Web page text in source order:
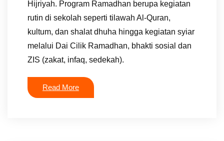
Hijriyah. Program Ramadhan berupa kegiatan
rutin di sekolah seperti tilawah Al-Quran,
kultum, dan shalat dhuha hingga kegiatan syiar
melalui Dai Cilik Ramadhan, bhakti sosial dan
ZIS (zakat, infaq, sedekah).
Read More